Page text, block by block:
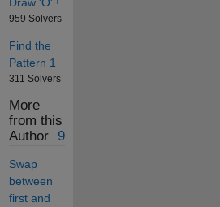
Draw 'O' !
959 Solvers
Find the
Pattern 1
311 Solvers
More
from this
Author
9
Swap
between
first and